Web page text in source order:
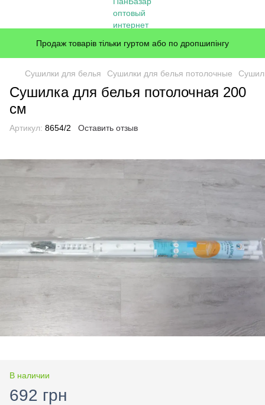
Продаж товарів тільки гуртом або по дропшипінгу
Сушилки для белья Сушилки для белья потолочные
Сушилка для белья потолочная 200
см
Артикул: 8654/2 Оставить отзыв
В наличии
692 грн